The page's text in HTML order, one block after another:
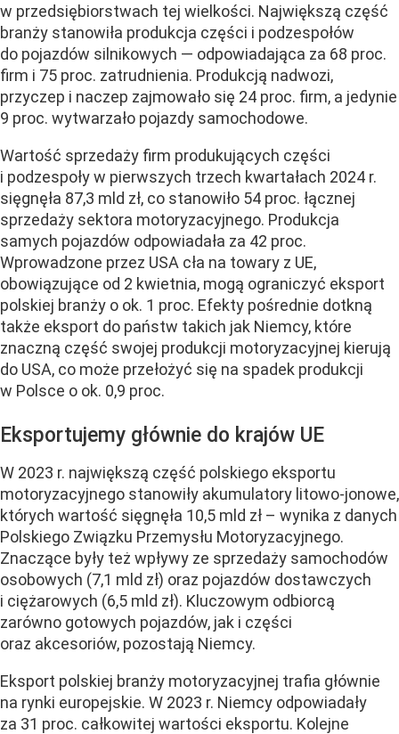
w przedsiębiorstwach tej wielkości. Największą część
branży stanowiła produkcja części i podzespołów
do pojazdów silnikowych — odpowiadająca za 68 proc.
firm i 75 proc. zatrudnienia. Produkcją nadwozi,
przyczep i naczep zajmowało się 24 proc. firm, a jedynie
9 proc. wytwarzało pojazdy samochodowe.
Wartość sprzedaży firm produkujących części
i podzespoły w pierwszych trzech kwartałach 2024 r.
sięgnęła 87,3 mld zł, co stanowiło 54 proc. łącznej
sprzedaży sektora motoryzacyjnego. Produkcja
samych pojazdów odpowiadała za 42 proc.
Wprowadzone przez USA cła na towary z UE,
obowiązujące od 2 kwietnia, mogą ograniczyć eksport
polskiej branży o ok. 1 proc. Efekty pośrednie dotkną
także eksport do państw takich jak Niemcy, które
znaczną część swojej produkcji motoryzacyjnej kierują
do USA, co może przełożyć się na spadek produkcji
w Polsce o ok. 0,9 proc.
Eksportujemy głównie do krajów UE
W 2023 r. największą część polskiego eksportu
motoryzacyjnego stanowiły akumulatory litowo-jonowe,
których wartość sięgnęła 10,5 mld zł – wynika z danych
Polskiego Związku Przemysłu Motoryzacyjnego.
Znaczące były też wpływy ze sprzedaży samochodów
osobowych (7,1 mld zł) oraz pojazdów dostawczych
i ciężarowych (6,5 mld zł). Kluczowym odbiorcą
zarówno gotowych pojazdów, jak i części
oraz akcesoriów, pozostają Niemcy.
Eksport polskiej branży motoryzacyjnej trafia głównie
na rynki europejskie. W 2023 r. Niemcy odpowiadały
za 31 proc. całkowitej wartości eksportu. Kolejne